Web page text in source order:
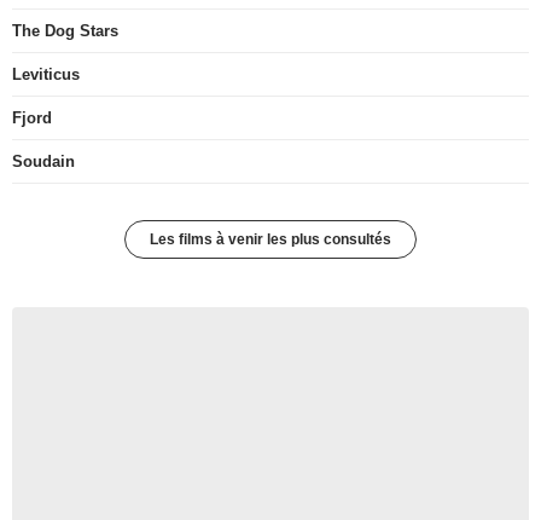
The Dog Stars
Leviticus
Fjord
Soudain
Les films à venir les plus consultés